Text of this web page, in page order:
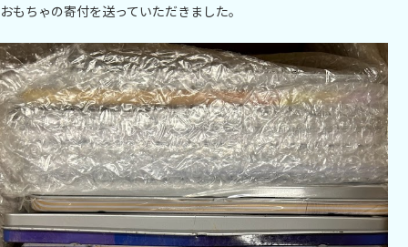
おもちゃの寄付を送っていただきました。